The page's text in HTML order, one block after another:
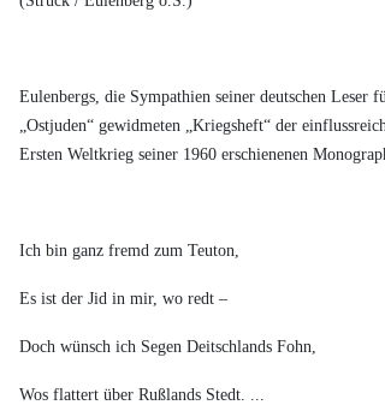
Eulenbergs, die Sympathien seiner deutschen Leser
„Ostjuden“ gewidmeten „Kriegsheft“ der
Ersten Weltkrieg seiner 1960 erschienenen
Ich bin ganz fremd zum Teuton,
Es ist der Jid in mir, wo redt –
Doch wünsch ich Segen Deitschlands Fohn,
Wos flattert über Rußlands Stedt. ...